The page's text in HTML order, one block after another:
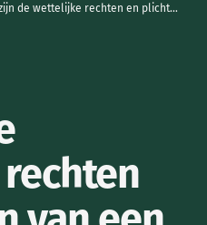
wat zijn de wettelijke rechten en plichten van een werknemer bij verzuim?